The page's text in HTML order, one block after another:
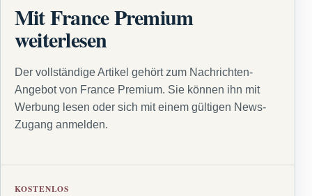
Mit France Premium
weiterlesen
Der vollständige Artikel gehört zum Nachrichten-
Angebot von France Premium. Sie können ihn mit
Werbung lesen oder sich mit einem gültigen News-
Zugang anmelden.
KOSTENLOS